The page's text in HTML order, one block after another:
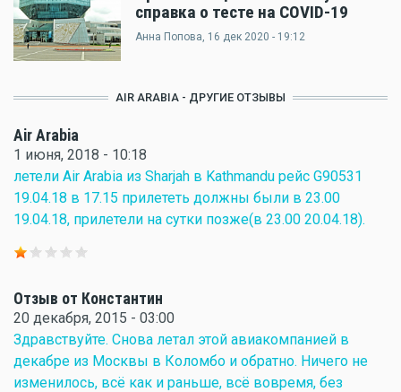
справка о тесте на COVID-19
Анна Попова, 16 дек 2020 - 19:12
AIR ARABIA - ДРУГИЕ ОТЗЫВЫ
Air Arabia
1 июня, 2018 - 10:18
летели Air Arabia из Sharjah в Kathmandu рейс G90531
19.04.18 в 17.15 прилететь должны были в 23.00
19.04.18, прилетели на сутки позже(в 23.00 20.04.18).
Отзыв от Константин
20 декабря, 2015 - 03:00
Здравствуйте. Снова летал этой авиакомпанией в
декабре из Москвы в Коломбо и обратно. Ничего не
изменилось, всё как и раньше, всё вовремя, без